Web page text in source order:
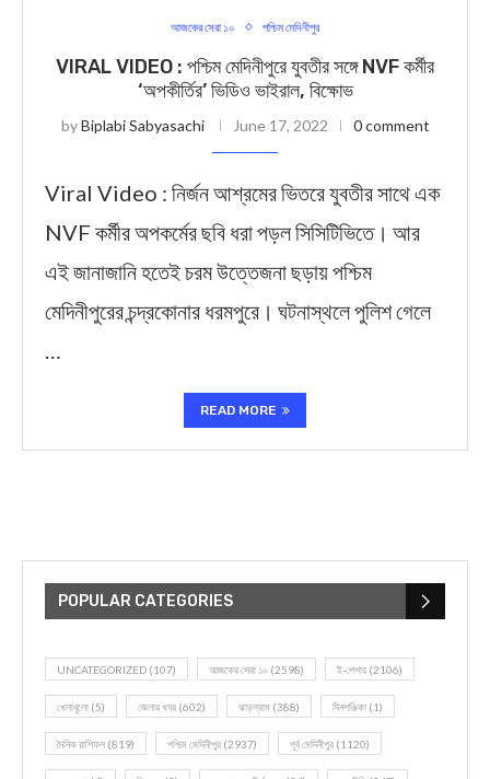
আজকের সেরা ১০ পশ্চিম মেদিনীপুর
VIRAL VIDEO : পশ্চিম মেদিনীপুরে যুবতীর সঙ্গে NVF কর্মীর
‘অপকীর্তির’ ভিডিও ভাইরাল, বিক্ষোভ
byBiplabi Sabyasachi June 17, 2022 0 comment
Viral Video : নির্জন আশ্রমের ভিতরে যুবতীর সাথে এক
NVF কর্মীর অপকর্মের ছবি ধরা পড়ল সিসিটিভিতে। আর
এই জানাজানি হতেই চরম উত্তেজনা ছড়ায় পশ্চিম
মেদিনীপুরের চন্দ্রকোনার ধরমপুরে। ঘটনাস্থলে পুলিশ গেলে
…
READ MORE
POPULAR CATEGORIES
UNCATEGORIZED (107) আজকের সেরা ১০ (2598) ই-পেপার (2106)
খেলাধূলো (5) জেলার খবর (602) ঝাড়গ্রাম (388) দিনপঞ্জিকা (1)
দৈনিক রাশিফল (819) পশ্চিম মেদিনীপুর (2937) পূর্ব মেদিনীপুর (1120)